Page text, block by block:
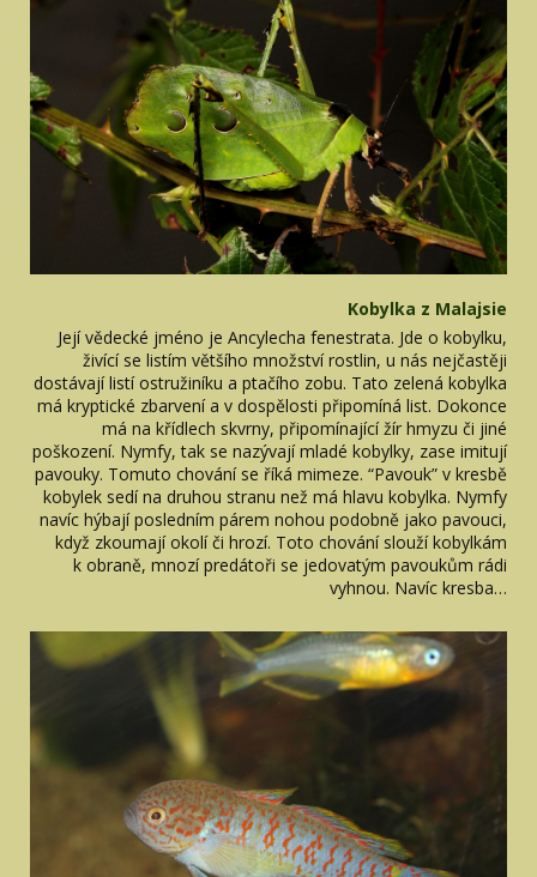
Kobylka z Malajsie
Její vědecké jméno je Ancylecha fenestrata. Jde o kobylku,
živící se listím většího množství rostlin, u nás nejčastěji
dostávají listí ostružiníku a ptačího zobu. Tato zelená kobylka
má kryptické zbarvení a v dospělosti připomíná list. Dokonce
má na křídlech skvrny, připomínající žír hmyzu či jiné
poškození. Nymfy, tak se nazývají mladé kobylky, zase imitují
pavouky. Tomuto chování se říká mimeze. “Pavouk” v kresbě
kobylek sedí na druhou stranu než má hlavu kobylka. Nymfy
navíc hýbají posledním párem nohou podobně jako pavouci,
když zkoumají okolí či hrozí. Toto chování slouží kobylkám
k obraně, mnozí predátoři se jedovatým pavoukům rádi
vyhnou. Navíc kresba…